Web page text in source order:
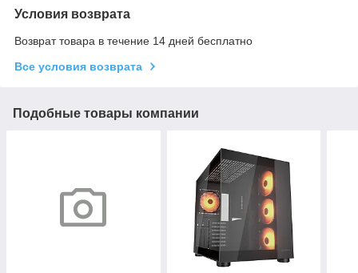
Условия возврата
Возврат товара в течение 14 дней бесплатно
Все условия возврата
Подобные товары компании